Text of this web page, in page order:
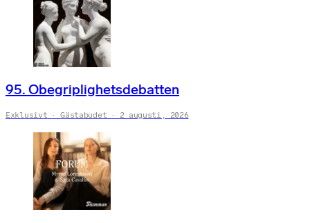
95. Obegriplighetsdebatten
Exklusivt Gästabudet 2 augusti, 2026